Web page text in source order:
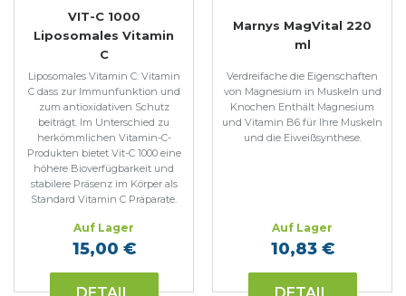
VIT-C 1000
Liposomales Vitamin
C
Liposomales Vitamin C: Vitamin
C dass zur Immunfunktion und
zum antioxidativen Schutz
beiträgt. Im Unterschied zu
herkömmlichen Vitamin-C-
Produkten bietet Vit-C 1000 eine
höhere Bioverfügbarkeit und
stabilere Präsenz im Körper als
Standard Vitamin C Präparate.
Auf Lager
15,00 €
Marnys MagVital 220
ml
Verdreifache die Eigenschaften
von Magnesium in Muskeln und
Knochen Enthält Magnesium
und Vitamin B6 für Ihre Muskeln
und die Eiweißsynthese.
Auf Lager
10,83 €